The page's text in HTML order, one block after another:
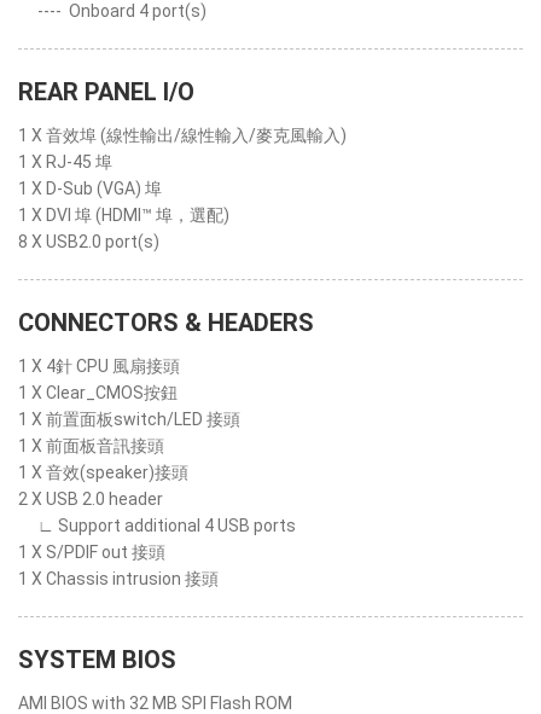
---- Onboard 4 port(s)
REAR PANEL I/O
1 X 音效埠 (線性輸出/線性輸入/麥克風輸入)
1 X RJ-45 埠
1 X D-Sub (VGA) 埠
1 X DVI 埠 (HDMI™ 埠，選配)
8 X USB2.0 port(s)
CONNECTORS & HEADERS
1 X 4針 CPU 風扇接頭
1 X Clear_CMOS按鈕
1 X 前置面板switch/LED 接頭
1 X 前面板音訊接頭
1 X 音效(speaker)接頭
2 X USB 2.0 header
∟ Support additional 4 USB ports
1 X S/PDIF out 接頭
1 X Chassis intrusion 接頭
SYSTEM BIOS
AMI BIOS with 32 MB SPI Flash ROM